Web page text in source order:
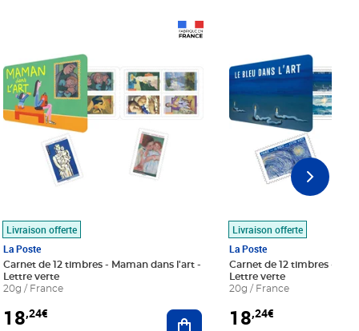
au panier
Livraison offerte
La Poste
Carnet de 12 timbres - Maman dans l'art -
Lettre verte
20g / France
18,24€ Ajouter au panier
Livraison offerte
La Poste
Carnet de 12 timbres - Le
Lettre verte
20g / France
18,24€